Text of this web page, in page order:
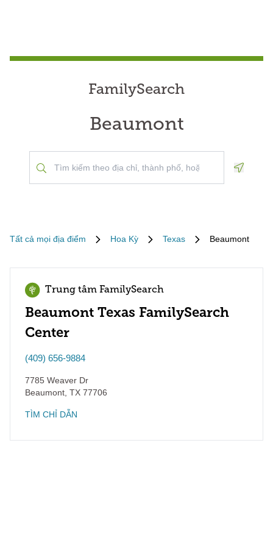
FamilySearch
Beaumont
Tất cả mọi địa điểm Hoa Kỳ Texas Beaumont
Trung tâm FamilySearch
Beaumont Texas FamilySearch
Center
(409) 656-9884
7785 Weaver Dr
Beaumont TX 77706
TÌM CHỈ DẪN